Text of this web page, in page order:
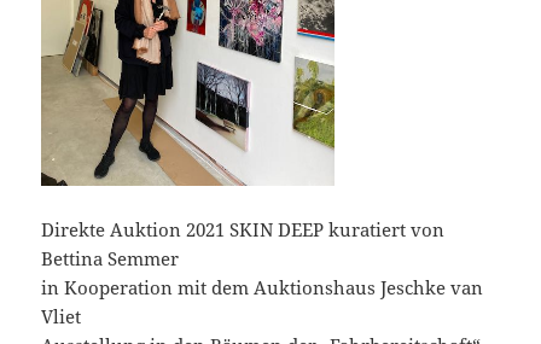
Direkte Auktion 2021 SKIN DEEP kuratiert von
Bettina Semmer
in Kooperation mit dem Auktionshaus Jeschke van
Vliet